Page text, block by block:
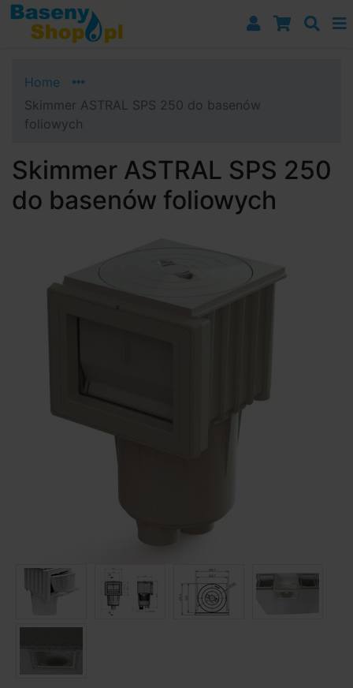
Przejdź do nawigacji
Przejdź do treści
Przejdź do paska bocznego
Home
Skimmer ASTRAL SPS 250 do basenów
foliowych
Skimmer ASTRAL SPS 250
do basenów foliowych